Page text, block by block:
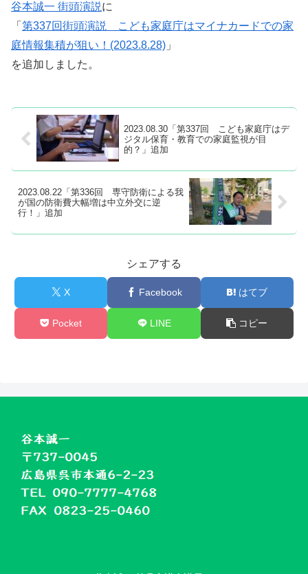
谷本誠一 街頭演説に
「 第337回街頭演説 こども家庭庁はマイナカードでの家
庭情報集積が狙い！(2023.8.28) 」
を追加しました。
2023.08.30「第337回 こども家庭庁はデ
ジタル保育・教育での家庭監視が目
的？」追加
2023.08.22「第336回 専守防衛による我
が国の防衛費大幅増は中立外交に逆
行！」追加
シェアする
X Facebook はてブ
Pocket LINE コピー